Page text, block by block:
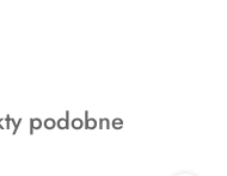
podobne